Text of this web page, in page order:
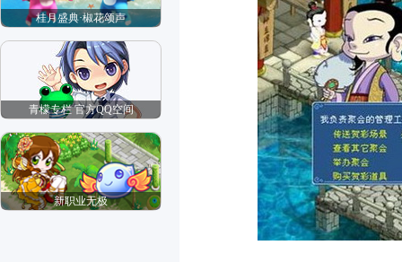
桂月盛典·椒花颂声
青檬专栏 官方QQ空间
新职业无极